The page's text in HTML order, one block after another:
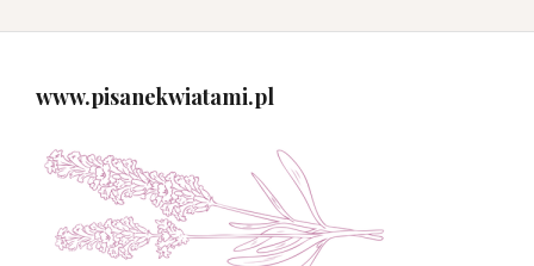
www.pisanekwiatami.pl